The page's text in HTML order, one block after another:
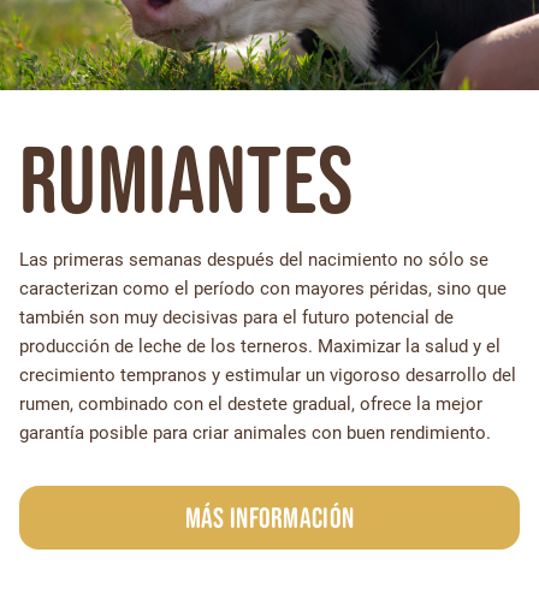
Rumiantes
Las primeras semanas después del nacimiento no sólo se
caracterizan como el período con mayores péridas, sino que
también son muy decisivas para el futuro potencial de
producción de leche de los terneros. Maximizar la salud y el
crecimiento tempranos y estimular un vigoroso desarrollo del
rumen, combinado con el destete gradual, ofrece la mejor
garantía posible para criar animales con buen rendimiento.
Más información